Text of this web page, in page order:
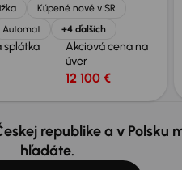
Kúpené nové v SR
Automat +4 ďalších
splátka
Akciová cena na
úver
12 100 €
republike a v
hľadáte.